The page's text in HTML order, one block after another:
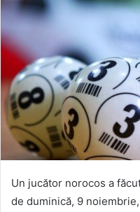
Un jucător norocos a
de duminică, 9